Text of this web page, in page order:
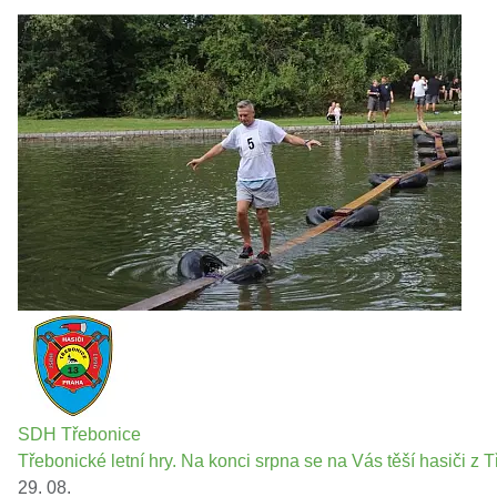
SDH Třebonice
Třebonické letní hry. Na konci srpna se na Vás těší hasiči z
29. 08.